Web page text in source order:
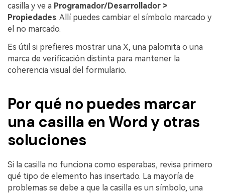
casilla y ve a Programador/Desarrollador >
Propiedades. Allí puedes cambiar el símbolo marcado y
el no marcado.
Es útil si prefieres mostrar una X, una palomita o una
marca de verificación distinta para mantener la
coherencia visual del formulario.
Por qué no puedes marcar
una casilla en Word y otras
soluciones
Si la casilla no funciona como esperabas, revisa primero
qué tipo de elemento has insertado. La mayoría de
problemas se debe a que la casilla es un símbolo, una